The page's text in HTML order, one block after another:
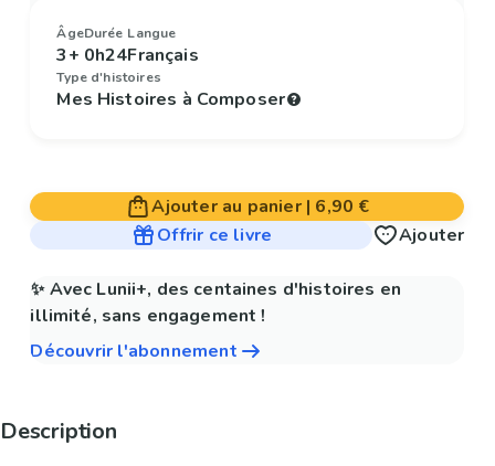
Âge
3+
Durée
0h24
Langue
Français
Type d'histoires
Mes Histoires à Composer
Ajouter au panier| 6,90 €
Offrir ce livre
Ajouter
✨ Avec Lunii+, des centaines d'histoires en
illimité, sans engagement !
Découvrir l'abonnement
Description